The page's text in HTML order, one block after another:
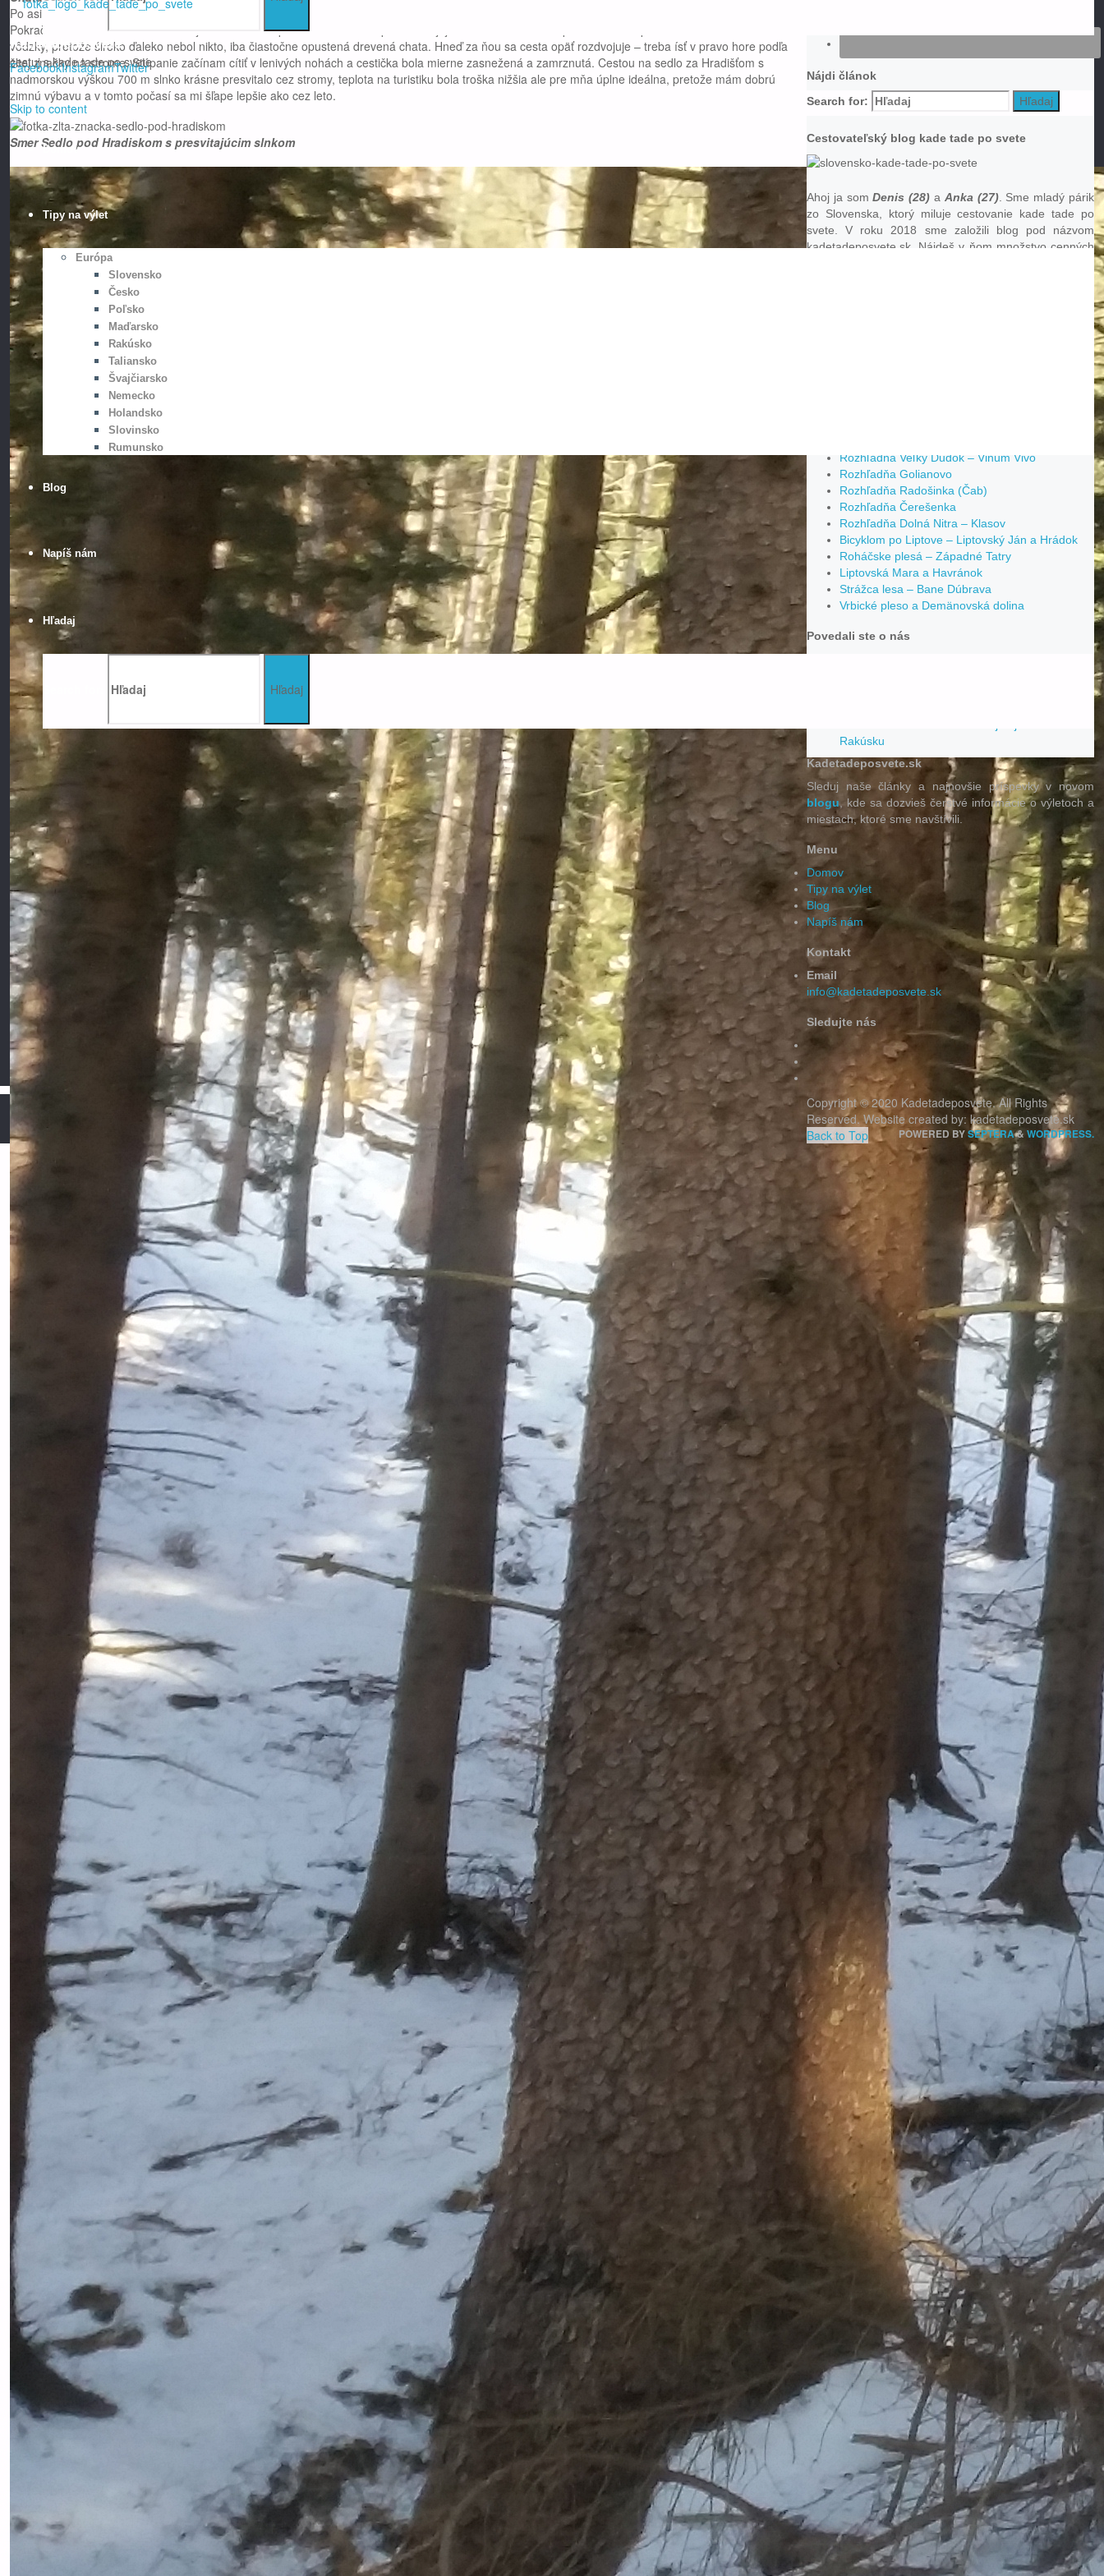
Kadetadeposvete
cestuj s kade tade po svete
FacebookInstagramTwitter
Skip to content
Domov
Tipy na výlet
Európa
Slovensko
Česko
Poľsko
Maďarsko
Rakúsko
Taliansko
Švajčiarsko
Nemecko
Holandsko
Slovinsko
Rumunsko
Blog
Napíš nám
Hľadaj
Hľadaj
Po asi dvoch kilometroch sa cesta rozdvojuje – pravá ide smerom na Martinské hole a ľavá ide smerom na Podháj-Stráne (miestny ju volajú Investička).
Pokračoval som Investičkou. Po žltej trase sa cesta po 1 km v zákrute opäť rozdvojuje a treba zvoliť smer vpravo. Tu som psa už nechal voľne bez
vôdzky, pretože široko ďaleko nebol nikto, iba čiastočne opustená drevená chata. Hneď za ňou sa cesta opäť rozdvojuje – treba ísť v pravo hore podľa
žltej značky na strome. Stúpanie začínam cítiť v lenivých nohách a cestička bola mierne zasnežená a zamrznutá. Cestou na sedlo za Hradišťom s
nadmorskou výškou 700 m slnko krásne presvitalo cez stromy, teplota na turistiku bola troška nižšia ale pre mňa úplne ideálna, pretože mám dobrú
zimnú výbavu a v tomto počasí sa mi šľape lepšie ako cez leto.
Smer Sedlo pod Hradiskom s presvitajúcim slnkom
Nájdi článok
Search for:
Hľadaj
Cestovateľský blog kade tade po svete
Ahoj ja somDenis (28) a Anka (27). Sme mladý párik
zo Slovenska, ktorý miluje cestovanie kade tade po
svete. V roku 2018 sme založili blog pod názvom
kadetadeposvete.sk. Nájdeš v ňom množstvo cenných
Rozhľadňa Veľký Dudok – Vinum Vivo
Rozhľadňa Golianovo
Rozhľadňa Radošinka (Čab)
Rozhľadňa Čerešenka
Rozhľadňa Dolná Nitra – Klasov
Bicyklom po Liptove – Liptovský Ján a Hrádok
Roháčske plesá – Západné Tatry
Liptovská Mara a Havránok
Strážca lesa – Bane Dúbrava
Vrbické pleso a Demänovská dolina
Povedali ste o nás
Rakúsku
Kadetadeposvete.sk
Sleduj naše články a najnovšie príspevky v novom
blogu, kde sa dozvieš čerstvé informácie o výletoch a
miestach, ktoré sme navštívili.
Menu
Domov
Tipy na výlet
Blog
Napíš nám
Kontakt
Email
info@kadetadeposvete.sk
Sledujte nás
Copyright © 2020 Kadetadeposvete. All Rights
Reserved. Website created by: kadetadeposvete.sk
POWERED BYSEPTERA& WORDPRESS.
Back to Top